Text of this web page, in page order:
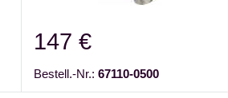
147 €
Bestell.-Nr.: 67110-0500